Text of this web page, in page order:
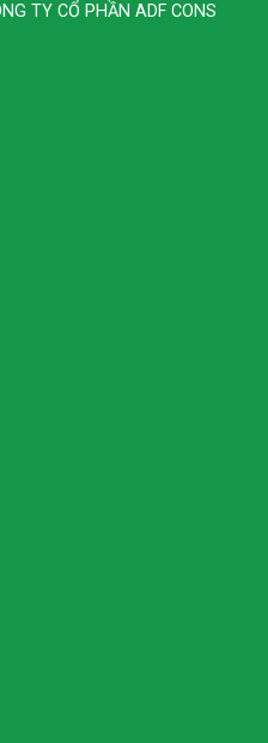
TY CỔ PHẦN ADF CONS